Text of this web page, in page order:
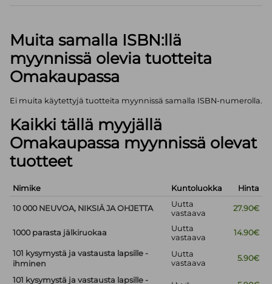
Muita samalla ISBN:llä
myynnissä olevia tuotteita
Omakaupassa
Ei muita käytettyjä tuotteita myynnissä samalla ISBN-numerolla.
Kaikki tällä myyjällä
Omakaupassa myynnissä olevat
tuotteet
Nimike Kuntoluokka Hinta
10 000 NEUVOA, NIKSIÄ JA OHJETTA
Uutta
vastaava
27.90€
1000 parasta jälkiruokaa
Uutta
vastaava
14.90€
101 kysymystä ja vastausta lapsille -
ihminen
Uutta
vastaava
5.90€
101 kysymystä ja vastausta lapsille -